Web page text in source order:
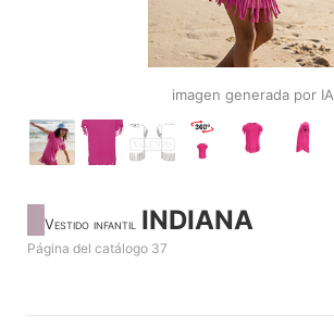
imagen generada por IA
Vestido infantil INDIANA
Página del catálogo 37